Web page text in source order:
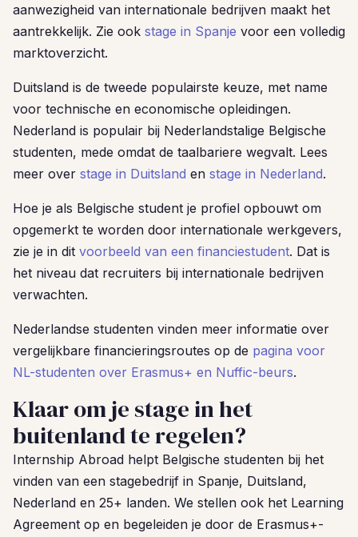
aanwezigheid van internationale bedrijven maakt het
aantrekkelijk. Zie ook stage in Spanje voor een volledig
marktoverzicht.
Duitsland is de tweede populairste keuze, met name
voor technische en economische opleidingen.
Nederland is populair bij Nederlandstalige Belgische
studenten, mede omdat de taalbariere wegvalt. Lees
meer over stage in Duitsland en stage in Nederland.
Hoe je als Belgische student je profiel opbouwt om
opgemerkt te worden door internationale werkgevers,
zie je in dit voorbeeld van een financiestudent. Dat is
het niveau dat recruiters bij internationale bedrijven
verwachten.
Nederlandse studenten vinden meer informatie over
vergelijkbare financieringsroutes op de pagina voor
NL-studenten over Erasmus+ en Nuffic-beurs.
Klaar om je stage in het
buitenland te regelen?
Internship Abroad helpt Belgische studenten bij het
vinden van een stagebedrijf in Spanje, Duitsland,
Nederland en 25+ landen. We stellen ook het Learning
Agreement op en begeleiden je door de Erasmus+-